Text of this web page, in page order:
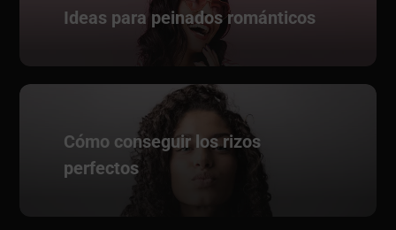
Ideas para peinados románticos
Cómo conseguir los rizos
perfectos